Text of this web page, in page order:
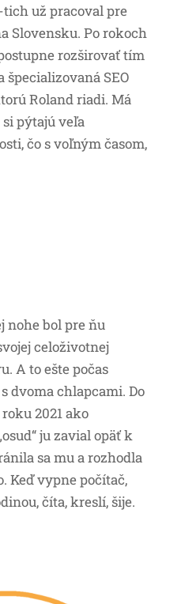
už pracoval pre
Slovensku. Po rokoch
rozširovať tím
špecializovaná SEO
Roland riadi. Má
pýtajú veľa
čo s voľným časom,
nohe bol pre ňu
celoživotnej
A to ešte počas
dvoma chlapcami. Do
2021 ako
ju zavial opäť k
sa mu a rozhodla
Keď vypne počítač,
číta, kreslí, šije.